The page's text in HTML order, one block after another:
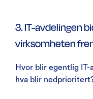
3. IT-avdelingen
virksomheten
Hvor blir egentlig IT-
hva blir